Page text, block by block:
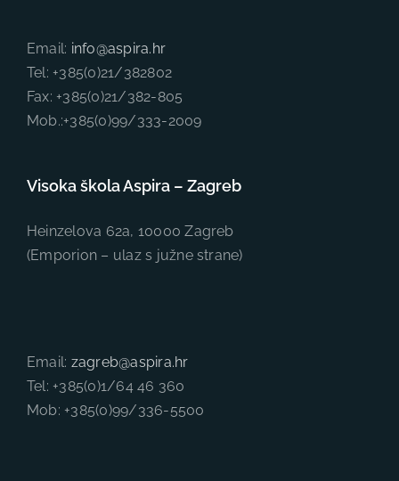
Email: info@aspira.hr
Tel: +385(0)21/382802
Fax: +385(0)21/382-805
Mob.:+385(0)99/333-2009
Visoka škola Aspira – Zagreb
Heinzelova 62a, 10000 Zagreb
(Emporion – ulaz s južne strane)
Email: zagreb@aspira.hr
Tel: +385(0)1/64 46 360
Mob: +385(0)99/336-5500